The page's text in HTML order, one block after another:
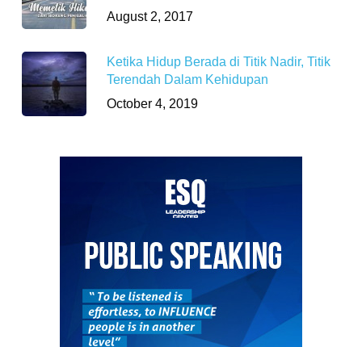
August 2, 2017
Ketika Hidup Berada di Titik Nadir, Titik
Terendah Dalam Kehidupan
October 4, 2019